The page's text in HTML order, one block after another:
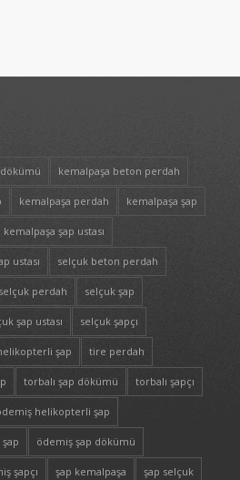
kemalpaşa beton perdah
kemalpaşa perdah kemalpaşa şap
kemalpaşa şap ustası
ustası selçuk beton perdah
selçuk perdah selçuk şap
şap ustası selçuk şapçı
şap tire perdah
torbalı şap dökümü torbalı şapçı
helikopterli şap
ödemiş şap dökümü
şapçı şap kemalpaşa şap selçuk